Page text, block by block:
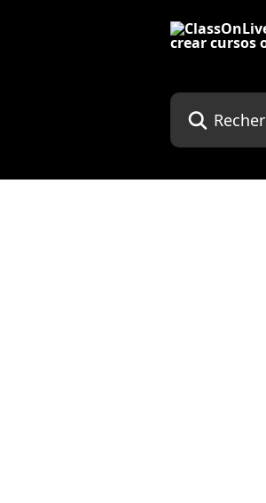
Rechercher un